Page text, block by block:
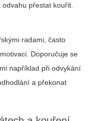
přestat kouřit.
radami, často
Doporučuje se
například při odvykání
a překonat